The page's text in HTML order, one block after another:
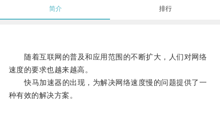
简介 排行
随着互联网的普及和应用范围的不断扩大，人们对网络
速度的要求也越来越高。
快马加速器的出现，为解决网络速度慢的问题提供了一
种有效的解决方案。